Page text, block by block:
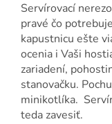
Servírovací
pravé čo
kapustnicu ešte
ocenia i Vaši
zariadení,
stanovačku.
minikotlíka.
teda zavesiť.